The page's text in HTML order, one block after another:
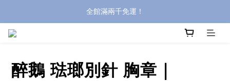
全館滿兩千免運！
全館滿兩千免運！
醉鵝 琺瑯別針 胸章｜